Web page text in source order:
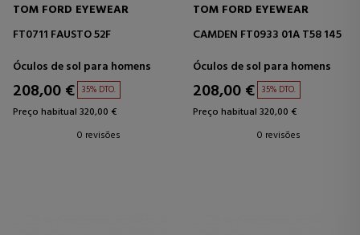
TOM FORD EYEWEAR
FT0711 FAUSTO 52F
Óculos de sol para homens
208,00 € 35% DTO.
Preço habitual 320,00 €
0 revisões
TOM FORD EYEWEAR
CAMDEN FT0933 01A T58 145
Óculos de sol para homens
208,00 € 35% DTO.
Preço habitual 320,00 €
0 revisões